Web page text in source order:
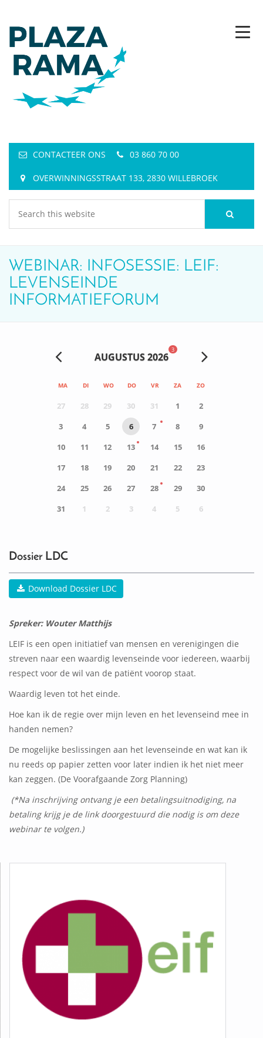
CONTACTEER ONS 03 860 70 00
OVERWINNINGSSTRAAT 133, 2830 WILLEBROEK
WEBINAR: INFOSESSIE: LEIF:
LEVENSEINDE
INFORMATIEFORUM
AUGUSTUS 2026
3
MA DI WO DO VR ZA ZO
27 28 29 30 31 1
2
3
4 5 6 7 8
9
10
11 12 13 14 15
16
17
18 19 20 21 22
23
24
25 26 27 28 29
30
31
1 2 3 4 5 6
Dossier LDC
Download Dossier LDC
Spreker: Wouter Matthijs
LEIF is een open initiatief van mensen en verenigingen die
streven naar een waardig levenseinde voor iedereen, waarbij
respect voor de wil van de patiënt voorop staat.
Waardig leven tot het einde.
Hoe kan ik de regie over mijn leven en het levenseind mee in
handen nemen?
De mogelijke beslissingen aan het levenseinde en wat kan ik
nu reeds op papier zetten voor later indien ik het niet meer
kan zeggen. (De Voorafgaande Zorg Planning)
(*Na inschrijving ontvang je een betalingsuitnodiging, na
betaling krijg je de link doorgestuurd die nodig is om deze
webinar te volgen.)